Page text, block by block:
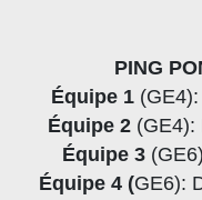
PING
Équipe 1
Équipe 2 (GE4):
Équipe 3
Équipe 4 (GE6):